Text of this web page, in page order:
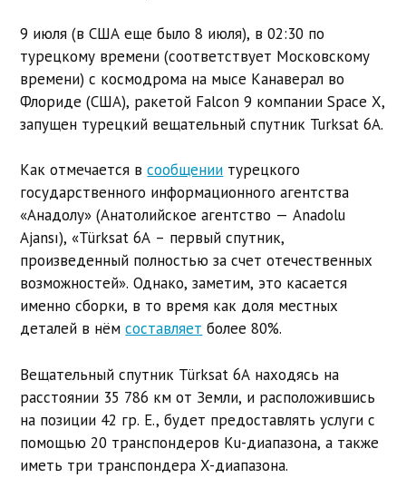
9 июля (в США еще было 8 июля), в 02:30 по
турецкому времени (соответствует Московскому
времени) с космодрома на мысе Канаверал во
Флориде (США), ракетой Falcon 9 компании Space X,
запущен турецкий вещательный спутник Turksat 6A.
Как отмечается всообщении турецкого
государственного информационного агентства
«Анадолу» (Анатолийское агентство — Anadolu
Ajansı), «Türksat 6A – первый спутник,
произведенный полностью за счет отечественных
возможностей». Однако, заметим, это касается
именно сборки, в то время как доля местных
деталей в нёмсоставляет более 80%.
Вещательный спутник Türksat 6A находясь на
расстоянии 35 786 км от Земли, и расположившись
на позиции 42 гр. E., будет предоставлять услуги с
помощью 20 транспондеров Ku-диапазона, а также
иметь три транспондера X-диапазона.